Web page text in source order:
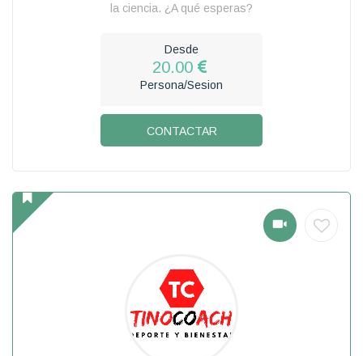
la ciencia. ¿A qué esperas?
Desde
20.00
Persona/Sesion
CONTACTAR